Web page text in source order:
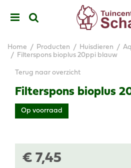
Home Producten Huisdieren
Filterspons bioplus 20ppi blauw
Terug naar overzicht
Filterspons bioplus
Op voorraad
€ 7,45